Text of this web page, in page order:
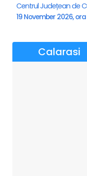
Calarasi